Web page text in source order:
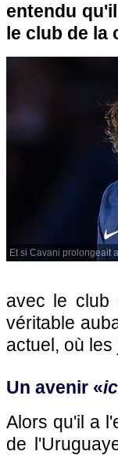
entendu
le club de la
Et si Cavani prolongeait
avec le club
véritable
actuel, où
Un avenir «
Alors qu'il a
de